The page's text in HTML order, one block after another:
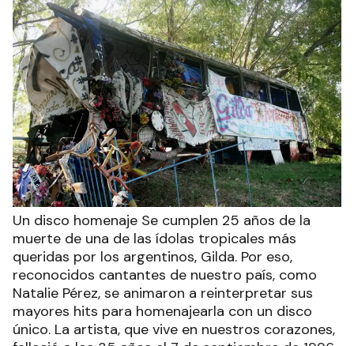
Un disco homenaje Se cumplen 25 años de la
muerte de una de las ídolas tropicales más
queridas por los argentinos, Gilda. Por eso,
reconocidos cantantes de nuestro país, como
Natalie Pérez, se animaron a reinterpretar sus
mayores hits para homenajearla con un disco
único. La artista, que vive en nuestros corazones,